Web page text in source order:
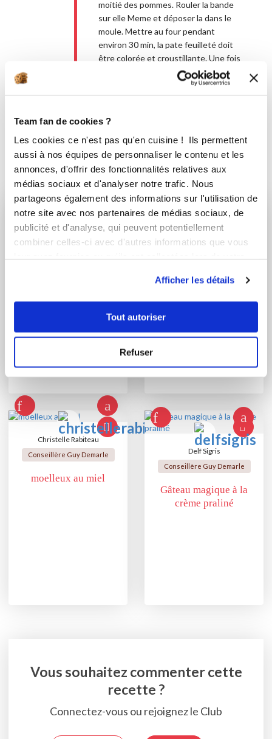
Team fan de cookies ?
Les cookies ce n'est pas qu'en cuisine ! Ils permettent
aussi à nos équipes de personnaliser le contenu et les
annonces, d'offrir des fonctionnalités relatives aux
médias sociaux et d'analyser notre trafic. Nous
partageons également des informations sur l'utilisation de
notre site avec nos partenaires de médias sociaux, de
publicité et d'analyse, qui peuvent potentiellement
combiner celles-ci avec d'autres informations que vous
Afficher les détails
Tout autoriser
Refuser
moitié des pommes. Rouler la bande
sur elle Meme et déposer la dans le
moule. Mettre au four pendant
environ 30 min, la pate feuilleté doit
être colorée et croustillante. Une fois
prêt, saupoudrer de sucre glace.
Bon appétit !
Vous aimerez aussi ...
Maguy GOMEZ
BOUTONS DE
Brigitte Lanleau
Mini-financiers au
Christelle Rabiteau
Conseillère Guy Demarle
moelleux au miel
Delf Sigris
Conseillère Guy Demarle
Gâteau magique à la
crème praliné
Vous souhaitez commenter cette
recette ?
Connectez-vous ou rejoignez le Club